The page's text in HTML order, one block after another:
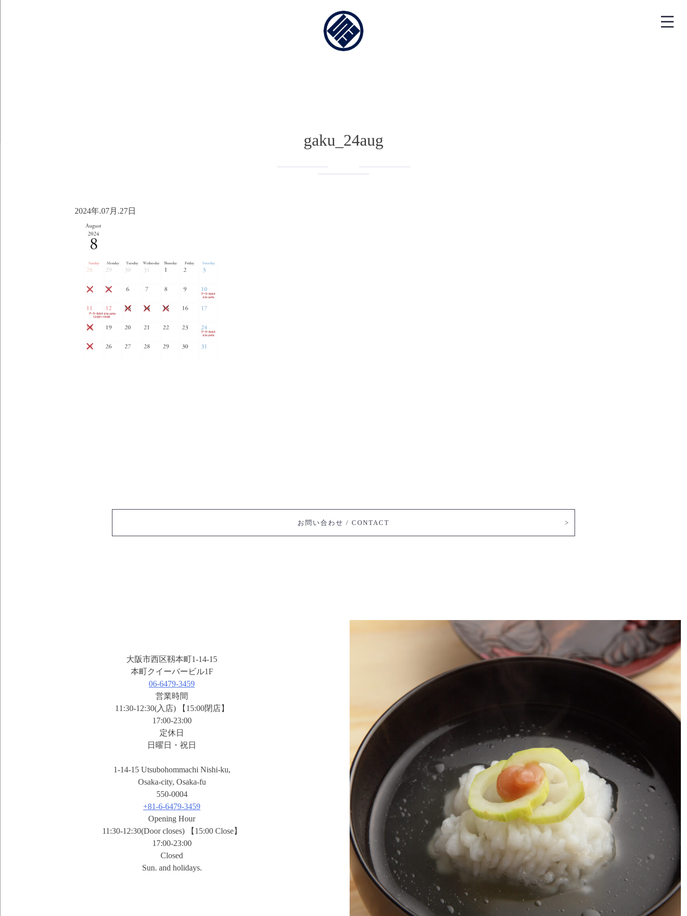
靱本町がく｜靭本町・本町の割烹・日本料
gaku_24aug
2024年.07月.27日
お問い合わせ / CONTACT
大阪市西区靱本町1-14-15
本町クイーバービル1F
06-6479-3459
営業時間
11:30-12:30(入店) 【15:00閉店】
17:00-23:00
定休日
日曜日・祝日
1-14-15 Utsubohommachi Nishi-ku,
Osaka-city, Osaka-fu
550-0004
+81-6-6479-3459
Opening Hour
11:30-12:30(Door closes) 【15:00 Close】
17:00-23:00
Closed
Sun. and holidays.